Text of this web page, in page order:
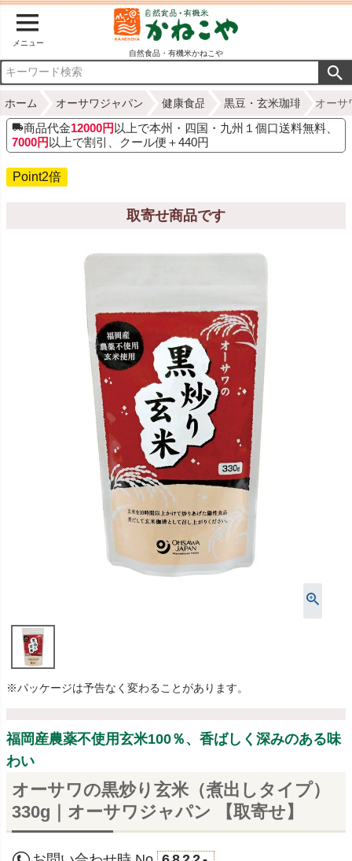
メニュー
自然食品・有機米かねこや
ホーム オーサワジャパン 健康食品 黒豆・玄米珈琲 オーサ
商品代金12000円 以上で本州・四国・九州１個口送料無料、
7000円 以上で割引、クール便＋440円
Point2倍
取寄せ商品です
※パッケージは予告なく変わることがあります。
福岡産農薬不使用玄米100％、香ばしく深みのある味
わい
オーサワの黒炒り玄米（煮出しタイプ）
330g｜オーサワジャパン 【取寄せ】